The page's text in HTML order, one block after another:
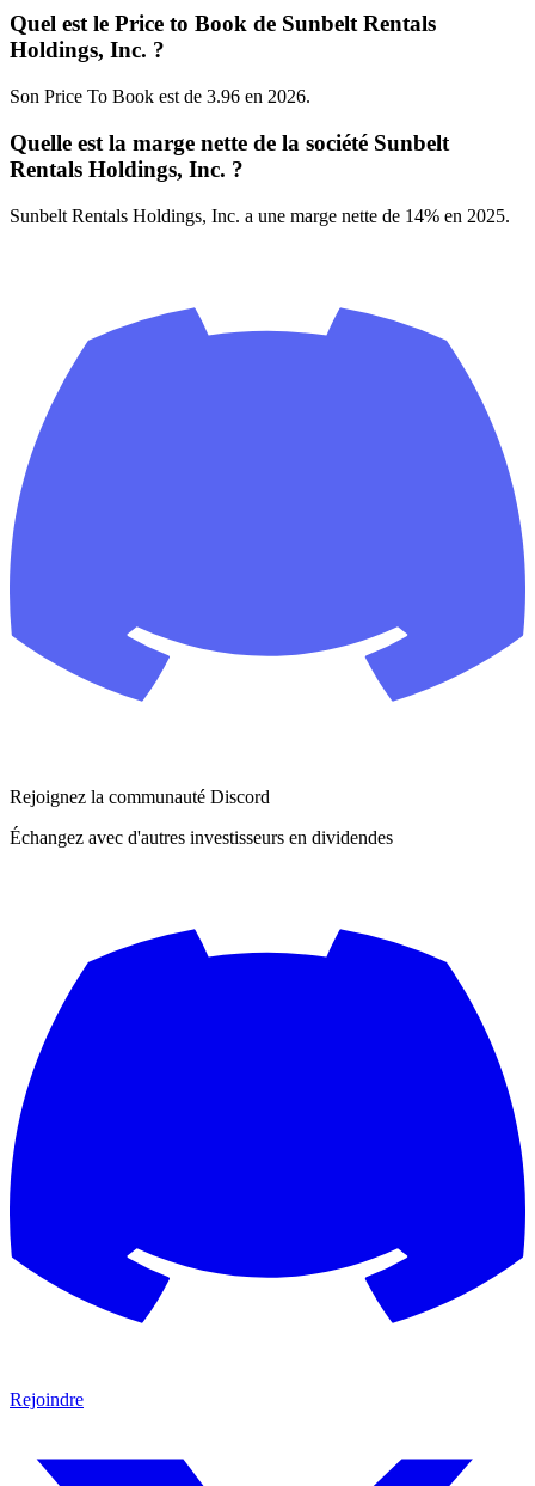
Quel est le Price to Book de Sunbelt Rentals
Holdings, Inc. ?
Son Price To Book est de 3.96 en 2026.
Quelle est la marge nette de la société Sunbelt
Rentals Holdings, Inc. ?
Sunbelt Rentals Holdings, Inc. a une marge nette de 14% en 2025.
Rejoignez la communauté Discord
Échangez avec d'autres investisseurs en dividendes
Rejoindre